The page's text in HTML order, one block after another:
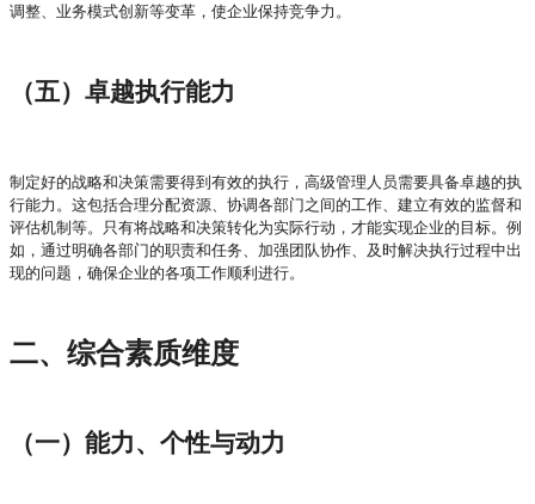
调整、业务模式创新等变革，使企业保持竞争力。
（五）卓越执行能力
制定好的战略和决策需要得到有效的执行，高级管理人员需要具备卓越的执
行能力。这包括合理分配资源、协调各部门之间的工作、建立有效的监督和
评估机制等。只有将战略和决策转化为实际行动，才能实现企业的目标。例
如，通过明确各部门的职责和任务、加强团队协作、及时解决执行过程中出
现的问题，确保企业的各项工作顺利进行。
二、综合素质维度
（一）能力、个性与动力